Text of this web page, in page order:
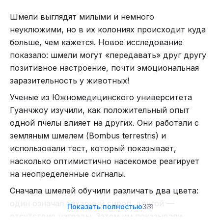
центр платформы, чтобы получать сироп. В
другом — тянуть за верёвочку, чтобы доставать
из-под стекла блюдце с вкусняшкой. А зоологи
из Лондонского университета обучили своих
подопечных дёргать сразу за два рычага, чтобы
убрать заслонку, не пускающую к еде.
механически повторяли заученные действия, а
анализировали окружающее пространство и
меняли стратегию. Например, катили на
платформу самый лёгкий шарик из нескольких
предложенных или игнорировали блюдце
неправильного цвета, которое раз за разом
оказывалось пустым. А самое главное — они
делились информацией друг с другом.
Шмели выглядят милыми и немного
неуклюжими, но в их колониях происходит куда
больше, чем кажется. Новое исследование
показало: шмели могут «передавать» друг другу
позитивное настроение, почти эмоциональная
заразительность у животных!
Ученые из Южномедицинского университета
Гуанчжоу изучили, как положительный опыт
одной пчелы влияет на других. Они работали с
земляным шмелем (Bombus terrestris) и
использовали тест, который показывает,
насколько оптимистично насекомое реагирует
на неопределенные сигналы.
Сначала шмелей обучили различать два цвета:
один означал сахарный сироп, другой —
Показать полностью3